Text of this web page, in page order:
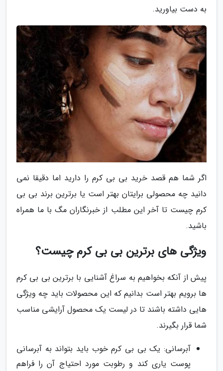
به دست بیاورید.
اگر شما هم قصد خرید بی بی کرم را دارید اما دقیقا نمی
دانید چه محصولی برایتان بهتر است یا برترین برند بی بی
کرم چیست تا آخر این مطلب از خبرنگاران مگ با ما همراه
باشید.
ویژگی های برترین بی بی کرم چیست؟
پیش از آنکه بخواهیم به سراغ آشنایی با برترین بی بی کرم
ها برویم بهتر است بدانیم که این محصولات باید چه ویژگی
هایی داشته باشند تا در لیست یک محصول آرایشی مناسب
شما قرار بگیرند.
آبرسانی: یک بی بی کرم خوب باید بتواند به آبرسانی
پوست یاری کند و رطوبت مورد احتیاج آن را فراهم